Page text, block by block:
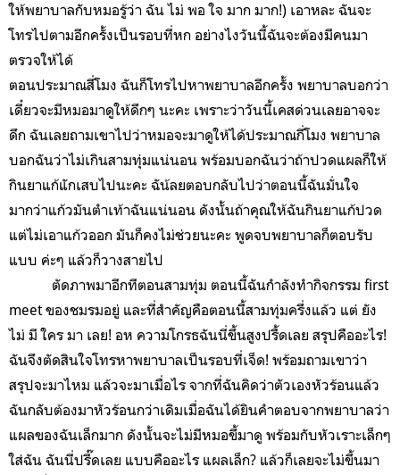
ให้พยาบาลกับหมอรู้ว่า ฉัน ไม่ พอ ใจ มาก มาก!) เอาหละ ฉันจะ
โทรไปตามอีกครั้งเป็นรอบที่หก อย่างไงวันนี้ฉันจะต้องมีคนมา
ตรวจให้ได้
ตอนประมาณสี่โมง ฉันก็โทรไปหาพยาบาลอีกครั้ง พยาบาลบอกว่า
เดี๋ยวจะมีหมอมาดูให้ดึกๆ นะคะ เพราะว่าวันนี้เคสด่วนเลยอาจจะ
ดึก ฉันเลยถามเขาไปว่าหมอจะมาดูให้ได้ประมาณกี่โมง พยาบาล
บอกฉันว่าไม่เกินสามทุ่มแน่นอน พร้อมบอกฉันว่าถ้าปวดแผลก็ให้
กินยาแก้แักเสบไปนะคะ ฉัน้ลยตอบกลับไปว่าตอนนี้ฉันมั่นใจ
มากว่าแก้วมันตำเท้าฉันแน่นอน ดังนั้นถ้าคุณให้ฉันกินยาแก้ปวด
แต่ไม่เอาแก้วออก มันก็คงไม่ช่วยนะคะ พูดจบพยาบาลก็ตอบรับ
แบบ ค่ะๆ แล้วก็วางสายไป
ตัดภาพมาอีกทีตอนสามทุ่ม ตอนนี้ฉันกำลังทำกิจกรรม first
meet ของชมรมอยู่ และที่สำคัญคือตอนนี้สามทุ่มครึ่งแล้ว แต่ ยัง
ไม่ มี ใคร มา เลย! อห ความโกรธฉันนี่ขึ้นสูงปรื้ดเลย สรุปคืออะไร!
ฉันจึงตัดสินใจโทรหาพยาบาลเป็นรอบที่เจ็ด! พร้อมถามเขาว่า
สรุปจะมาไหม แล้วจะมาเมื่อไร จากที่ฉันคิดว่าตัวเองหัวร้อนแล้ว
ฉันกลับต้องมาหัวร้อนกว่าเดิมเมื่อฉันได้ยินคำตอบจากพยาบาลว่า
แผลของฉันเล็กมาก ดังนั้นจะไม่มีหมอขึ้มาดู พร้อมกับหัวเราะเล็กๆ
ใส่ฉัน ฉันนี่ปรี๊ดเลย แบบคืออะไร แผลเล็ก? แล้วก็เลยจะไม่ขึ้นมา